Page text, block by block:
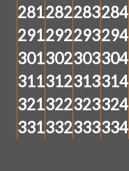
281282283284
291292293294
301302303304
311312313314
321322323324
331332333334